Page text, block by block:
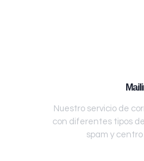
Nuestro servicio de
con diferentes tipos
spam y